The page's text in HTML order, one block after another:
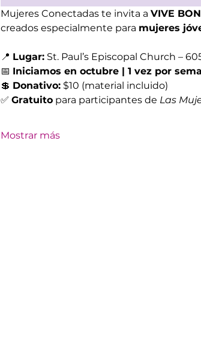
Mujeres Conectadas te invita a VIVE
creados especialmente para mujeres
📍 Lugar: St. Paul’s Episcopal Church –
📅 Iniciamos en octubre | 1 vez por
💲 Donativo: $10 (material incluido)
✅ Gratuito para participantes de Las
Mostrar más